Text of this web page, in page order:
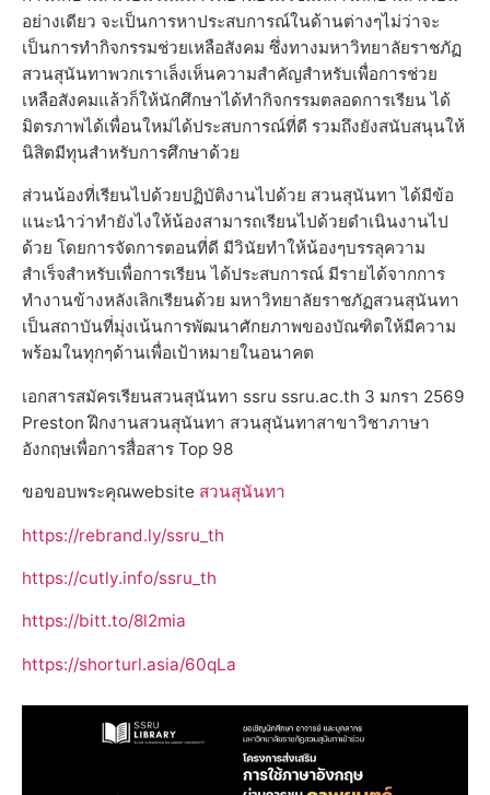
อย่างเดียว จะเป็นการหาประสบการณ์ในด้านต่างๆไม่ว่าจะ
เป็นการทำกิจกรรมช่วยเหลือสังคม ซึ่งทางมหาวิทยาลัยราชภัฏ
สวนสุนันทาพวกเราเล็งเห็นความสำคัญสำหรับเพื่อการช่วย
เหลือสังคมแล้วก็ให้นักศึกษาได้ทำกิจกรรมตลอดการเรียน ได้
มิตรภาพได้เพื่อนใหม่ได้ประสบการณ์ที่ดี รวมถึงยังสนับสนุนให้
นิสิตมีทุนสำหรับการศึกษาด้วย
ส่วนน้องที่เรียนไปด้วยปฏิบัติงานไปด้วย สวนสุนันทา ได้มีข้อ
แนะนำว่าทำยังไงให้น้องสามารถเรียนไปด้วยดำเนินงานไป
ด้วย โดยการจัดการตอนที่ดี มีวินัยทำให้น้องๆบรรลุความ
สำเร็จสำหรับเพื่อการเรียน ได้ประสบการณ์ มีรายได้จากการ
ทำงานข้างหลังเลิกเรียนด้วย มหาวิทยาลัยราชภัฏสวนสุนันทา
เป็นสถาบันที่มุ่งเน้นการพัฒนาศักยภาพของบัณฑิตให้มีความ
พร้อมในทุกๆด้านเพื่อเป้าหมายในอนาคต
เอกสารสมัครเรียนสวนสุนันทา ssru ssru.ac.th 3 มกรา 2569
Preston ฝึกงานสวนสุนันทา สวนสุนันทาสาขาวิชาภาษา
อังกฤษเพื่อการสื่อสาร Top 98
ขอขอบพระคุณwebsite สวนสุนันทา
https://rebrand.ly/ssru_th
https://cutly.info/ssru_th
https://bitt.to/8l2mia
https://shorturl.asia/60qLa